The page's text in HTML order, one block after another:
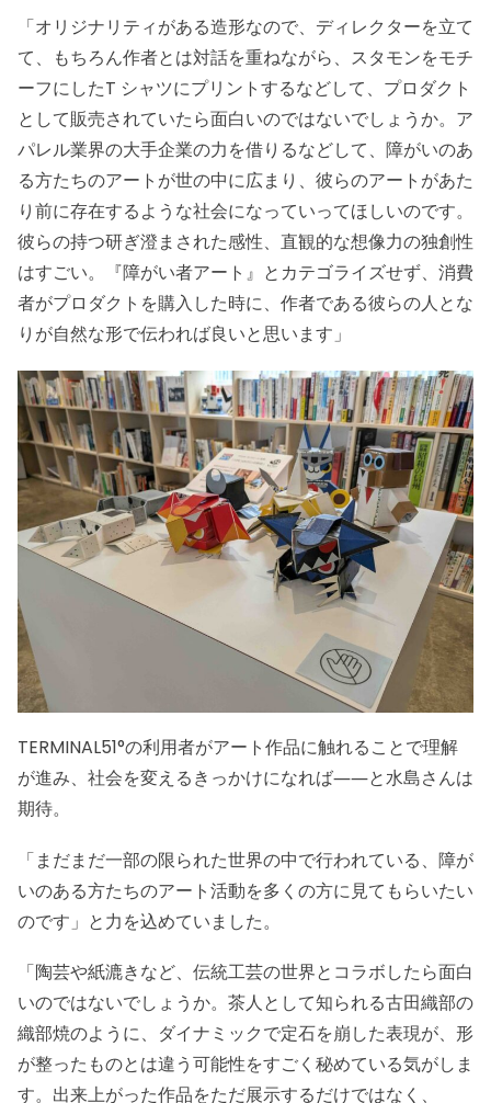
「オリジナリティがある造形なので、ディレクターを立て
て、もちろん作者とは対話を重ねながら、スタモンをモチ
ーフにしたT シャツにプリントするなどして、プロダクト
として販売されていたら面白いのではないでしょうか。ア
パレル業界の大手企業の力を借りるなどして、障がいのあ
る方たちのアートが世の中に広まり、彼らのアートがあた
り前に存在するような社会になっていってほしいのです。
彼らの持つ研ぎ澄まされた感性、直観的な想像力の独創性
はすごい。『障がい者アート』とカテゴライズせず、消費
者がプロダクトを購入した時に、作者である彼らの人とな
りが自然な形で伝われば良いと思います」
TERMINAL51°の利用者がアート作品に触れることで理解
が進み、社会を変えるきっかけになれば――と水島さんは
期待。
「まだまだ一部の限られた世界の中で行われている、障が
いのある方たちのアート活動を多くの方に見てもらいたい
のです」と力を込めていました。
「陶芸や紙漉きなど、伝統工芸の世界とコラボしたら面白
いのではないでしょうか。茶人として知られる古田織部の
織部焼のように、ダイナミックで定石を崩した表現が、形
が整ったものとは違う可能性をすごく秘めている気がしま
す。出来上がった作品をただ展示するだけではなく、